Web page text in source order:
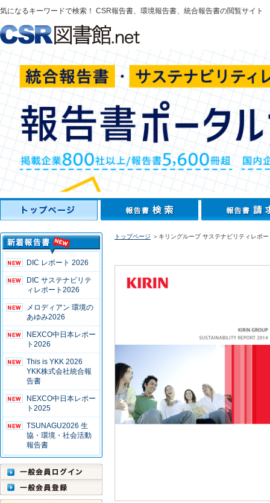
気になるキーワードで検索！ CSR報告書、環境報告書、統合報告書の閲覧サイト
DIC レポート 2026
DIC サステナビリテ
ィレポート2026
メロディアン 環境の
あゆみ2026
NEXCO中日本レポー
ト2026
This is YKK 2026
YKK株式会社統合報
告書
NEXCO中日本レポー
ト2025
TSUNAGU2026 生
協・環境・社会活動
報告書
トップページ ＞キリングループ サステナビリティレポ